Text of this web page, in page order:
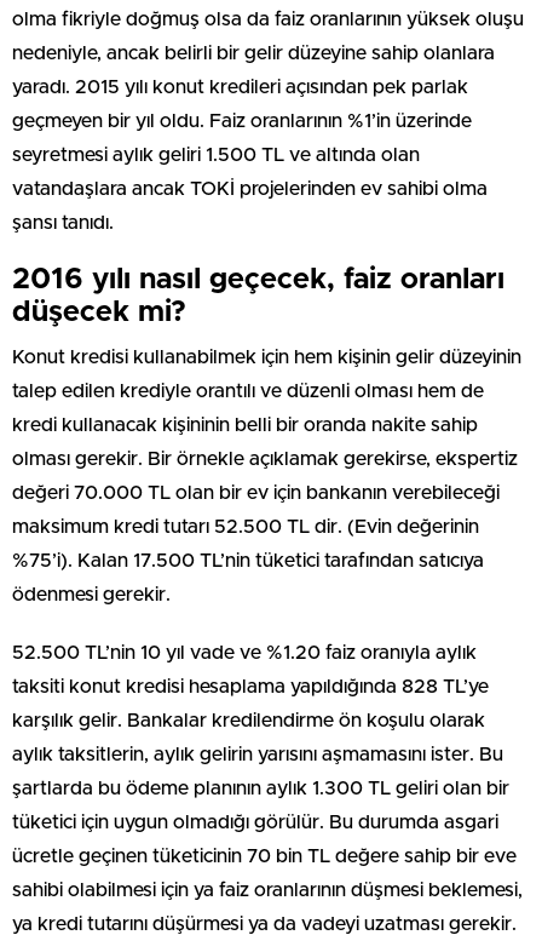
olma fikriyle doğmuş olsa da faiz oranlarının yüksek oluşu
nedeniyle, ancak belirli bir gelir düzeyine sahip olanlara
yaradı. 2015 yılı konut kredileri açısından pek parlak
geçmeyen bir yıl oldu. Faiz oranlarının %1’in üzerinde
seyretmesi aylık geliri 1.500 TL ve altında olan
vatandaşlara ancak TOKİ projelerinden ev sahibi olma
şansı tanıdı.
2016 yılı nasıl geçecek, faiz oranları
düşecek mi?
Konut kredisi kullanabilmek için hem kişinin gelir düzeyinin
talep edilen krediyle orantılı ve düzenli olması hem de
kredi kullanacak kişininin belli bir oranda nakite sahip
olması gerekir. Bir örnekle açıklamak gerekirse, ekspertiz
değeri 70.000 TL olan bir ev için bankanın verebileceği
maksimum kredi tutarı 52.500 TL dir. (Evin değerinin
%75’i). Kalan 17.500 TL’nin tüketici tarafından satıcıya
ödenmesi gerekir.
52.500 TL’nin 10 yıl vade ve %1.20 faiz oranıyla aylık
taksiti konut kredisi hesaplama yapıldığında 828 TL’ye
karşılık gelir. Bankalar kredilendirme ön koşulu olarak
aylık taksitlerin, aylık gelirin yarısını aşmamasını ister. Bu
şartlarda bu ödeme planının aylık 1.300 TL geliri olan bir
tüketici için uygun olmadığı görülür. Bu durumda asgari
ücretle geçinen tüketicinin 70 bin TL değere sahip bir eve
sahibi olabilmesi için ya faiz oranlarının düşmesi beklemesi,
ya kredi tutarını düşürmesi ya da vadeyi uzatması gerekir.